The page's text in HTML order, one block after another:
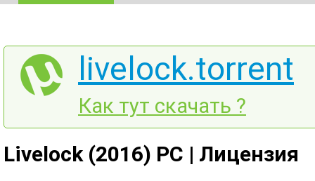
livelock.torrent
Как тут скачать ?
Livelock (2016) PC | Лицензия